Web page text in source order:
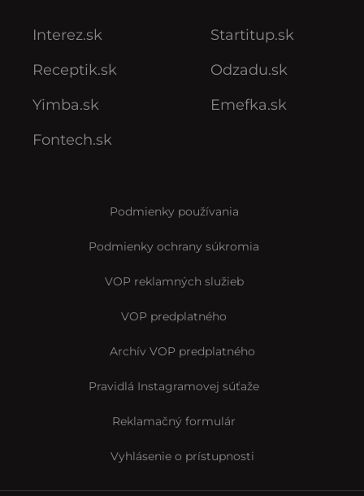
Interez.sk
Receptik.sk
Yimba.sk
Fontech.sk
Startitup.sk
Odzadu.sk
Emefka.sk
Podmienky používania
Podmienky ochrany súkromia
VOP reklamných služieb
VOP predplatného
Archív VOP predplatného
Pravidlá Instagramovej súťaže
Reklamačný formulár
Vyhlásenie o prístupnosti